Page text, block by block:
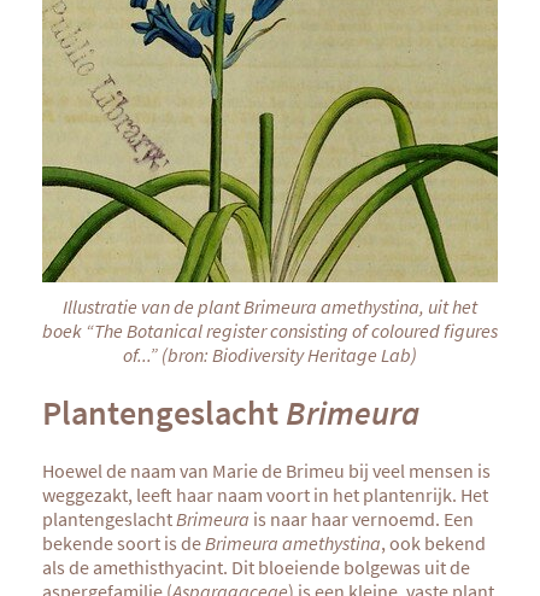
Illustratie van de plant Brimeura amethystina, uit het
boek “The Botanical register consisting of coloured figures
of...” (bron: Biodiversity Heritage Lab)
PlantengeslachtBrimeura
Hoewel de naam van Marie de Brimeu bij veel mensen is
weggezakt, leeft haar naam voort in het plantenrijk. Het
plantengeslachtBrimeura is naar haar vernoemd. Een
bekende soort is deBrimeura amethystina, ook bekend
als de amethisthyacint. Dit bloeiende bolgewas uit de
aspergefamilie (Asparagaceae) is een kleine, vaste plant